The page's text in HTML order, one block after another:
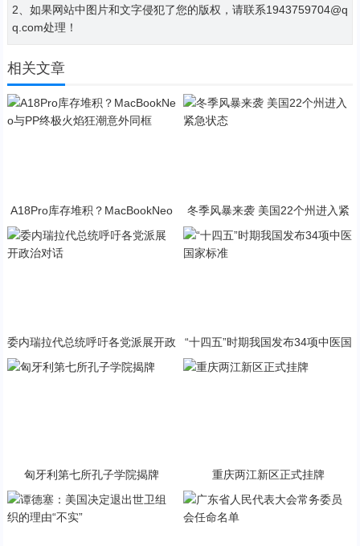
2、如果网站中图片和文字侵犯了您的版权，请联系1943759704@q
q.com处理！
相关文章
A18Pro库存堆积？MacBookNeo
冬季风暴来袭 美国22个州进入紧
委内瑞拉代总统呼吁各党派展开政
“十四五”时期我国发布34项中医国
匈牙利第七所孔子学院揭牌 重庆两江新区正式挂牌